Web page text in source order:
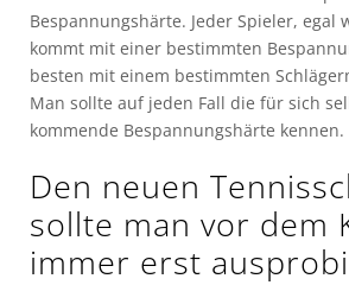
Bespannungshärte. Jeder Spieler, egal
kommt mit einer bestimmten
besten mit einem bestimmten
Man sollte auf jeden Fall die für sich
kommende Bespannungshärte kennen.
Den neuen
sollte man vor dem
immer erst